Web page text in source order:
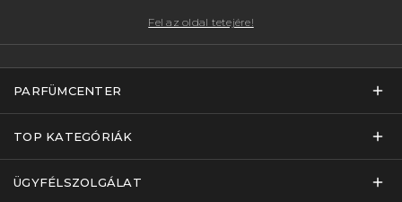
Fel az oldal tetejére!
PARFÜMCENTER
TOP KATEGÓRIÁK
ÜGYFÉLSZOLGÁLAT